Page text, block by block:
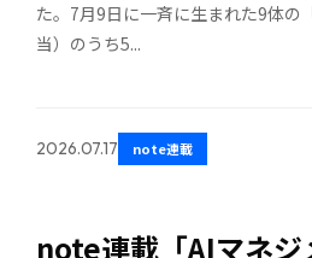
た。7月9日に一斉に生まれた9体の
当）のうち5...
2026.07.17 note連載
note連載「AIマネジ